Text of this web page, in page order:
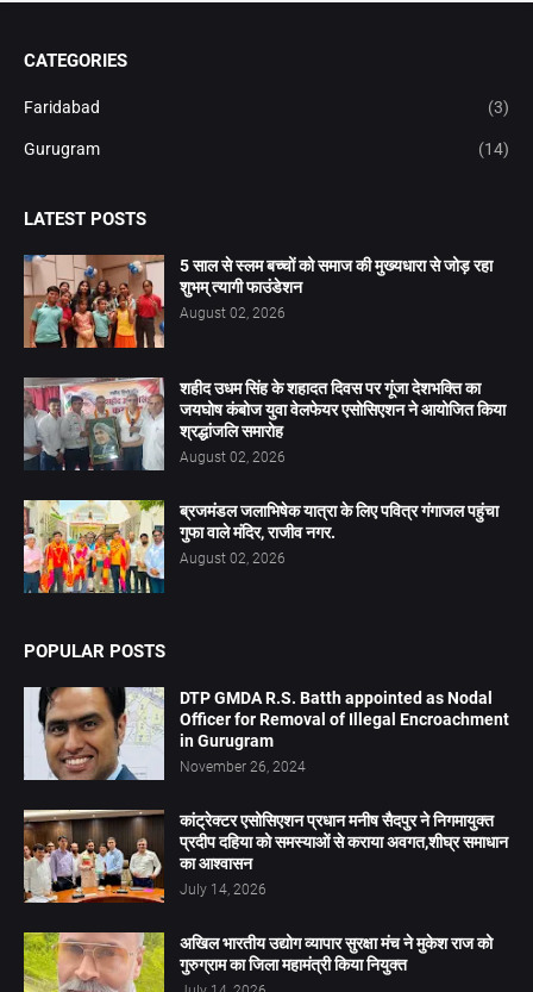
CATEGORIES
Faridabad (3)
Gurugram (14)
LATEST POSTS
5 साल से स्लम बच्चों को समाज की मुख्यधारा से जोड़ रहा
शुभम् त्यागी फाउंडेशन
August 02, 2026
शहीद उधम सिंह के शहादत दिवस पर गूंजा देशभक्ति का
जयघोष कंबोज युवा वेलफेयर एसोसिएशन ने आयोजित किया
श्रद्धांजलि समारोह
August 02, 2026
ब्रजमंडल जलाभिषेक यात्रा के लिए पवित्र गंगाजल पहुंचा
गुफा वाले मंदिर, राजीव नगर.
August 02, 2026
POPULAR POSTS
DTP GMDA R.S. Batth appointed as Nodal
Officer for Removal of Illegal Encroachment
in Gurugram
November 26, 2024
कांट्रेक्टर एसोसिएशन प्रधान मनीष सैदपुर ने निगमायुक्त
प्रदीप दहिया को समस्याओं से कराया अवगत,शीघ्र समाधान
का आश्वासन
July 14, 2026
अखिल भारतीय उद्योग व्यापार सुरक्षा मंच ने मुकेश राज को
गुरुग्राम का जिला महामंत्री किया नियुक्त